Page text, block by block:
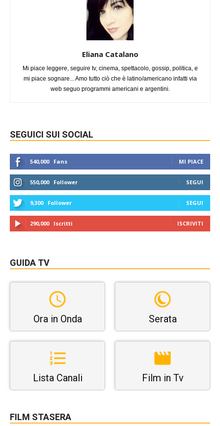
Eliana Catalano
Mi piace leggere, seguire tv, cinema, spettacolo, gossip, politica, e
mi piace sognare... Amo tutto ciò che è latino/americano infatti via
web seguo programmi americani e argentini.
SEGUICI SUI SOCIAL
540,000 Fans MI PIACE
550,000 Follower SEGUI
9,300 Follower SEGUI
290,000 Iscritti ISCRIVITI
GUIDA TV
Ora in Onda Serata
Lista Canali Film in Tv
FILM STASERA